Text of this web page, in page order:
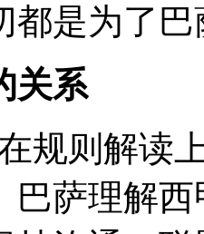
都是为了
关系
规则解读
巴萨理解